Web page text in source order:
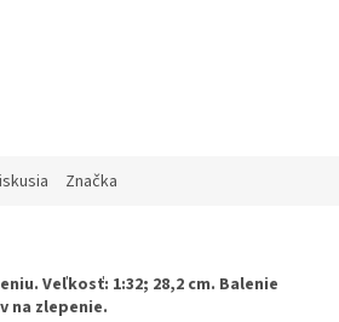
Značka
Veľkosť: 1:32; 28,2 cm. Balenie
na zlepenie.